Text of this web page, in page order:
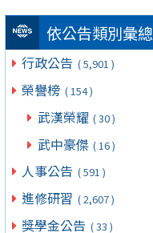
依公告類別彙總
行政公告 ( 5,901 )
榮譽榜 ( 154 )
武漢榮耀 ( 30 )
武中豪傑 ( 16 )
人事公告 ( 591 )
進修研習 ( 2,607 )
獎學金公告 ( 33 )